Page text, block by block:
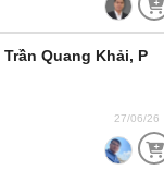
Quang Khải, P
27/06/26